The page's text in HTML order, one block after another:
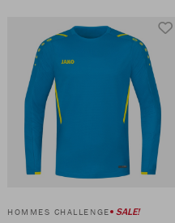
HOMMES CHALLENGE SALE!